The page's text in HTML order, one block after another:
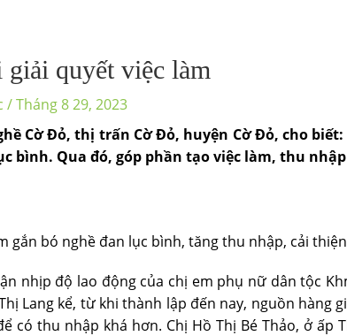
giải quyết việc làm
/Tháng 8 29, 2023
Cờ Đỏ, thị trấn Cờ Đỏ, huyện Cờ Đỏ, cho
bình. Qua đó, góp phần tạo việc làm, thu
gắn bó nghề đan lục bình, tăng thu nhập, cải
nhịp độ lao động của chị em phụ nữ dân tộc
Lang kể, từ khi thành lập đến nay, nguồn hàng
thu nhập khá hơn. Chị Hồ Thị Bé Thảo, ở ấp